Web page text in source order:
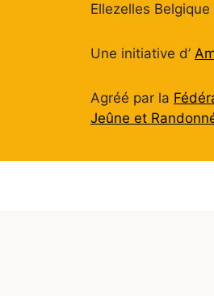
Ellezelles Belgique
Une initiative d’
Agréé par la
Jeûne et